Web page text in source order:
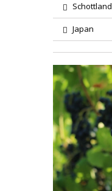
Schottland
Japan